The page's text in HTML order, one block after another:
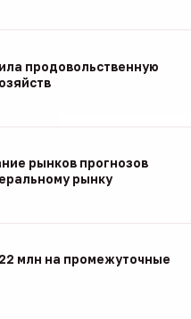
продовольственную
рынков прогнозов
рынку
млн на промежуточные